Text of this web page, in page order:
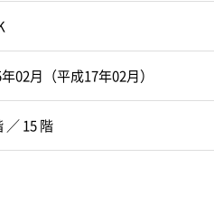
02月（平成17年02月）
／ 15 階